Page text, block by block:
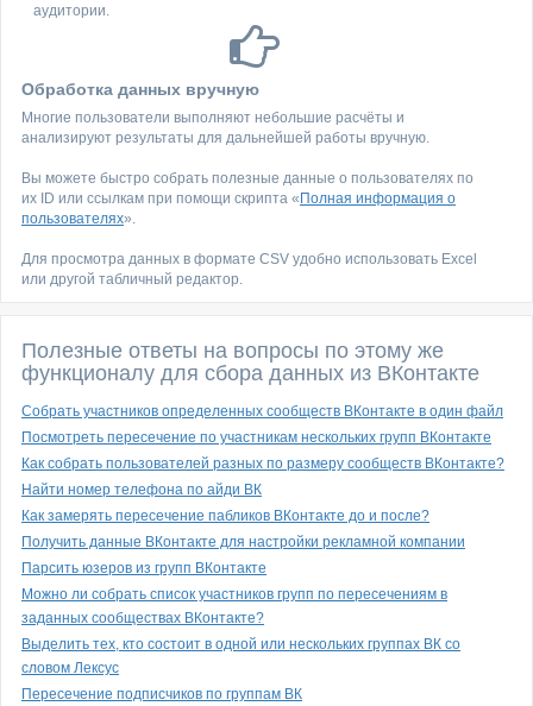
аудитории.
Обработка данных вручную
Многие пользователи выполняют небольшие расчёты и
анализируют результаты для дальнейшей работы вручную.
Вы можете быстро собрать полезные данные о пользователях по
их ID или ссылкам при помощи скрипта « Полная информация о
пользователях».
Для просмотра данных в формате CSV удобно использовать Excel
или другой табличный редактор.
Полезные ответы на вопросы по этому же
функционалу для сбора данных из ВКонтакте
Собрать участников определенных сообществ ВКонтакте в один файл
Посмотреть пересечение по участникам нескольких групп ВКонтакте
Как собрать пользователей разных по размеру сообществ ВКонтакте?
Найти номер телефона по айди ВК
Как замерять пересечение пабликов ВКонтакте до и после?
Получить данные ВКонтакте для настройки рекламной компании
Парсить юзеров из групп ВКонтакте
Можно ли собрать список участников групп по пересечениям в
заданных сообществах ВКонтакте?
Выделить тех, кто состоит в одной или нескольких группах ВК со
словом Лексус
Пересечение подписчиков по группам ВК